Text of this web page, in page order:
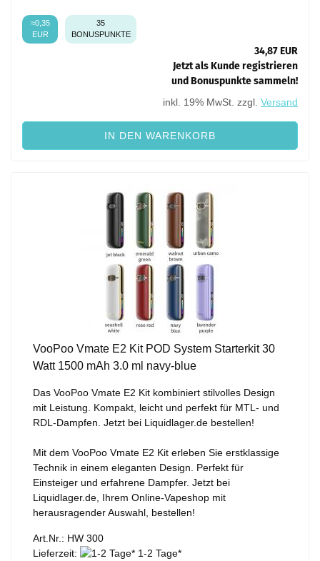
35
BONUSPUNKTE
≈0,35
EUR
34,87 EUR
Jetzt als Kunde registrieren
und Bonuspunkte sammeln!
inkl. 19% MwSt. zzgl. Versand
IN DEN WARENKORB
VooPoo Vmate E2 Kit POD System Starterkit 30
Watt 1500 mAh 3.0 ml navy-blue
Das VooPoo Vmate E2 Kit kombiniert stilvolles Design
mit Leistung. Kompakt, leicht und perfekt für MTL- und
RDL-Dampfen. Jetzt bei Liquidlager.de bestellen!
Mit dem VooPoo Vmate E2 Kit erleben Sie erstklassige
Technik in einem eleganten Design. Perfekt für
Einsteiger und erfahrene Dampfer. Jetzt bei
Liquidlager.de, Ihrem Online-Vapeshop mit
herausragender Auswahl, bestellen!
Art.Nr.: HW 300
Lieferzeit:
1-2 Tage*